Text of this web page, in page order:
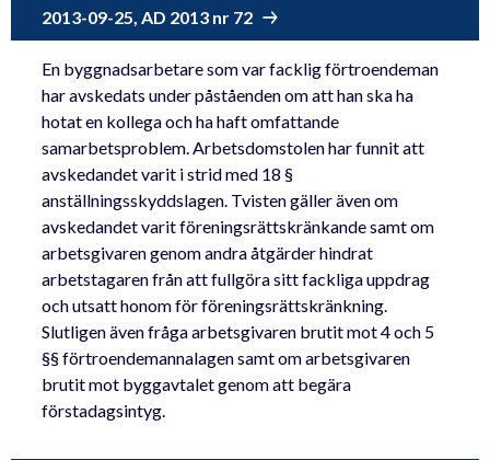
2013-09-25, AD 2013 nr 72
En byggnadsarbetare som var facklig förtroendeman
har avskedats under påståenden om att han ska ha
hotat en kollega och ha haft omfattande
samarbetsproblem. Arbetsdomstolen har funnit att
avskedandet varit i strid med 18 §
anställningsskyddslagen. Tvisten gäller även om
avskedandet varit föreningsrättskränkande samt om
arbetsgivaren genom andra åtgärder hindrat
arbetstagaren från att fullgöra sitt fackliga uppdrag
och utsatt honom för föreningsrättskränkning.
Slutligen även fråga arbetsgivaren brutit mot 4 och 5
§§ förtroendemannalagen samt om arbetsgivaren
brutit mot byggavtalet genom att begära
förstadagsintyg.